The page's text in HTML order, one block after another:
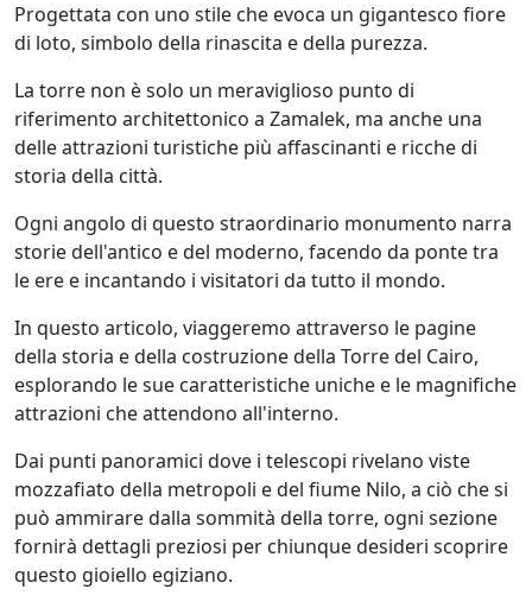
Progettata con uno stile che evoca un gigantesco fiore
di loto, simbolo della rinascita e della purezza.
La torre non è solo un meraviglioso punto di
riferimento architettonico a Zamalek, ma anche una
delle attrazioni turistiche più affascinanti e ricche di
storia della città.
Ogni angolo di questo straordinario monumento narra
storie dell'antico e del moderno, facendo da ponte tra
le ere e incantando i visitatori da tutto il mondo.
In questo articolo, viaggeremo attraverso le pagine
della storia e della costruzione della Torre del Cairo,
esplorando le sue caratteristiche uniche e le magnifiche
attrazioni che attendono all'interno.
Dai punti panoramici dove i telescopi rivelano viste
mozzafiato della metropoli e del fiume Nilo, a ciò che si
può ammirare dalla sommità della torre, ogni sezione
fornirà dettagli preziosi per chiunque desideri scoprire
questo gioiello egiziano.